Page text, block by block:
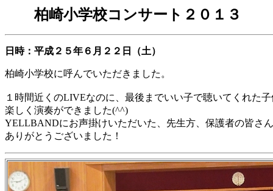
柏崎小学校コンサート２０１３
日時：平成２５年６月２２日（土）
柏崎小学校に呼んでいただきました。
１時間近くのLIVEなのに、最後までいい子で聴いてくれた
楽しく演奏ができました(^^)
YELLBANDにお声掛けいただいた、先生方、保護者の皆さ
ありがとうございました！